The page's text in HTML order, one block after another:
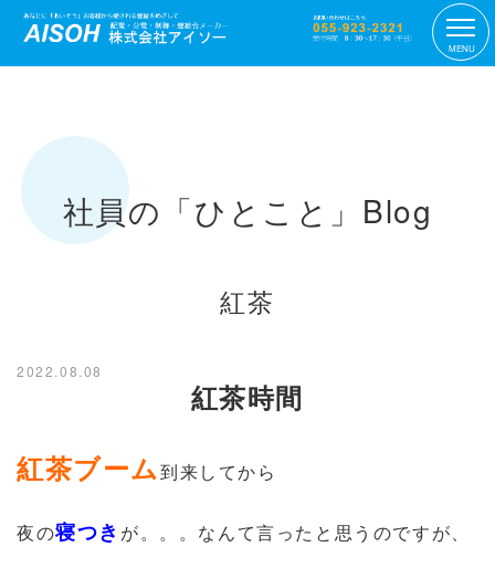
MENU
社員の「ひとこと」Blog
紅茶
2022.08.08
紅茶時間
紅茶ブーム到来してから
夜の寝つき が。。。なんて言ったと思うのですが、